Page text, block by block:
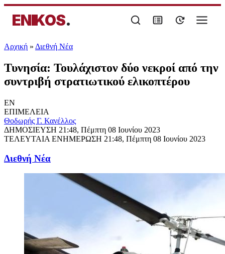
ENIKOS.
Αρχική » Διεθνή Νέα
Τυνησία: Τουλάχιστον δύο νεκροί από την
συντριβή στρατιωτικού ελικοπτέρου
EN
ΕΠΙΜΕΛΕΙΑ
Θοδωρής Γ. Κανέλλος
ΔΗΜΟΣΙΕΥΣΗ 21:48, Πέμπτη 08 Ιουνίου 2023
ΤΕΛΕΥΤΑΙΑ ΕΝΗΜΕΡΩΣΗ 21:48, Πέμπτη 08 Ιουνίου 2023
Διεθνή Νέα